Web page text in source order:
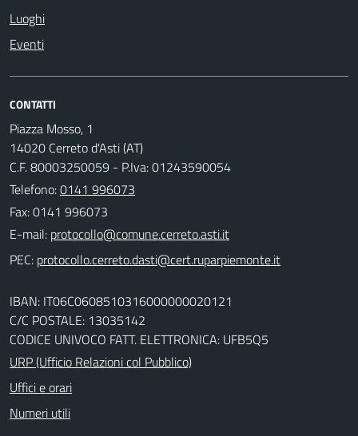
Luoghi
Eventi
CONTATTI
Piazza Mosso, 1
14020 Cerreto d'Asti (AT)
C.F. 80003250059 - P.Iva: 01243590054
Telefono:0141 996073
Fax: 0141 996073
E-mail:
PEC:
IBAN: IT06C0608510316000000020121
C/C POSTALE: 13035142
CODICE UNIVOCO FATT. ELETTRONICA: UFB5Q5
URP (Ufficio Relazioni col Pubblico)
Uffici e orari
Numeri utili